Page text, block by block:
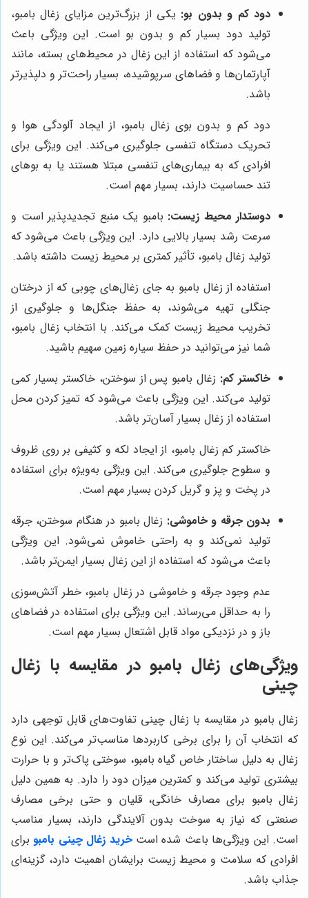
دود کم و بدون بو: یکی از بزرگ‌ترین مزایای زغال بامبو،
تولید دود بسیار کم و بدون بو است. این ویژگی باعث
می‌شود که استفاده از این زغال در محیط‌های بسته، مانند
آپارتمان‌ها و فضاهای سرپوشیده، بسیار راحت‌تر و دلپذیرتر
باشد.
دود کم و بدون بوی زغال بامبو، از ایجاد آلودگی هوا و
تحریک دستگاه تنفسی جلوگیری می‌کند. این ویژگی برای
افرادی که به بیماری‌های تنفسی مبتلا هستند یا به بوهای
تند حساسیت دارند، بسیار مهم است.
دوستدار محیط زیست: بامبو یک منبع تجدیدپذیر است و
سرعت رشد بسیار بالایی دارد. این ویژگی باعث می‌شود که
تولید زغال بامبو، تأثیر کمتری بر محیط زیست داشته باشد.
استفاده از زغال بامبو به جای زغال‌های چوبی که از درختان
جنگلی تهیه می‌شوند، به حفظ جنگل‌ها و جلوگیری از
تخریب محیط زیست کمک می‌کند. با انتخاب زغال بامبو،
شما نیز می‌توانید در حفظ سیاره زمین سهیم باشید.
خاکستر کم: زغال بامبو پس از سوختن، خاکستر بسیار کمی
تولید می‌کند. این ویژگی باعث می‌شود که تمیز کردن محل
استفاده از زغال بسیار آسان‌تر باشد.
خاکستر کم زغال بامبو، از ایجاد لکه و کثیفی بر روی ظروف
و سطوح جلوگیری می‌کند. این ویژگی به‌ویژه برای استفاده
در پخت و پز و گریل کردن بسیار مهم است.
بدون جرقه و خاموشی: زغال بامبو در هنگام سوختن، جرقه
تولید نمی‌کند و به راحتی خاموش نمی‌شود. این ویژگی
باعث می‌شود که استفاده از این زغال بسیار ایمن‌تر باشد.
عدم وجود جرقه و خاموشی در زغال بامبو، خطر آتش‌سوزی
را به حداقل می‌رساند. این ویژگی برای استفاده در فضاهای
باز و در نزدیکی مواد قابل اشتعال بسیار مهم است.
ویژگی‌های زغال بامبو در مقایسه با زغال
چینی
زغال بامبو در مقایسه با زغال چینی تفاوت‌های قابل توجهی دارد
که انتخاب آن را برای برخی کاربردها مناسب‌تر می‌کند. این نوع
زغال به دلیل ساختار خاص گیاه بامبو، سوختی پاک‌تر و با حرارت
بیشتری تولید می‌کند و کمترین میزان دود را دارد. به همین دلیل
زغال بامبو برای مصارف خانگی، قلیان و حتی برخی مصارف
صنعتی که نیاز به سوخت بدون آلایندگی دارند، بسیار مناسب
است. این ویژگی‌ها باعث شده استخرید زغال چینی بامبو برای
افرادی که سلامت و محیط زیست برایشان اهمیت دارد، گزینه‌ای
جذاب باشد.